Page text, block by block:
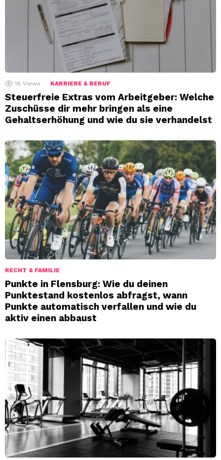
16 Views KARRIERE & BERUF
Steuerfreie Extras vom Arbeitgeber: Welche
Zuschüsse dir mehr bringen als eine
Gehaltserhöhung und wie du sie verhandelst
RECHT & FAMILIE
Punkte in Flensburg: Wie du deinen
Punktestand kostenlos abfragst, wann
Punkte automatisch verfallen und wie du
aktiv einen abbaust